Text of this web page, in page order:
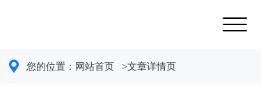
您的位置： 网站首页 >文章详情页